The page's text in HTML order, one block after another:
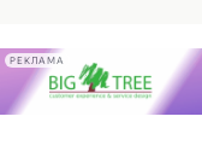
РЕКЛАМА